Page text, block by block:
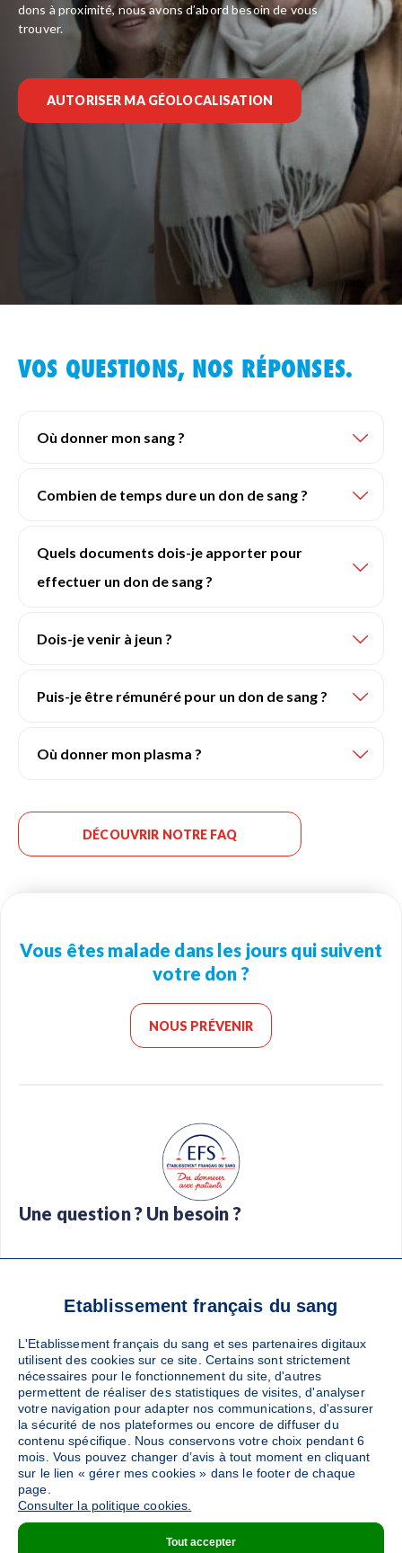
dons à proximité, nous avons d’abord besoin de vous
trouver.
AUTORISER MA GÉOLOCALISATION
FAQVOS QUESTIONS, NOS RÉPONSES.
Où donner mon sang ?
Combien de temps dure un don de sang ?
Quels documents dois-je apporter pour
effectuer un don de sang ?
Dois-je venir à jeun ?
Puis-je être rémunéré pour un don de sang ?
Où donner mon plasma ?
DÉCOUVRIR NOTRE FAQ
Vous êtes malade dans les jours qui suivent
votre don ?
NOUS PRÉVENIR
Une question ? Un besoin ?
Téléchargez l’app Don de sang
Suivez-nous :
Plan du site
Etablissement français du sang
L'Etablissement français du sang et ses partenaires digitaux
utilisent des cookies sur ce site. Certains sont strictement
nécessaires pour le fonctionnement du site, d'autres
permettent de réaliser des statistiques de visites, d'analyser
votre navigation pour adapter nos communications, d'assurer
la sécurité de nos plateformes ou encore de diffuser du
contenu spécifique. Nous conservons votre choix pendant 6
mois. Vous pouvez changer d’avis à tout moment en cliquant
sur le lien « gérer mes cookies » dans le footer de chaque
page.
Consulter la politique cookies.
Tout accepter